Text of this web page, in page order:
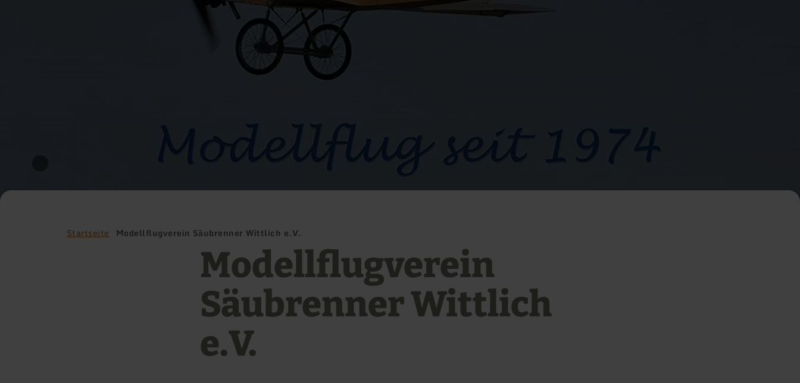
Startseite Modellflugverein Säubrenner Wittlich e.V.
Modellflugverein
Säubrenner Wittlich
e.V.